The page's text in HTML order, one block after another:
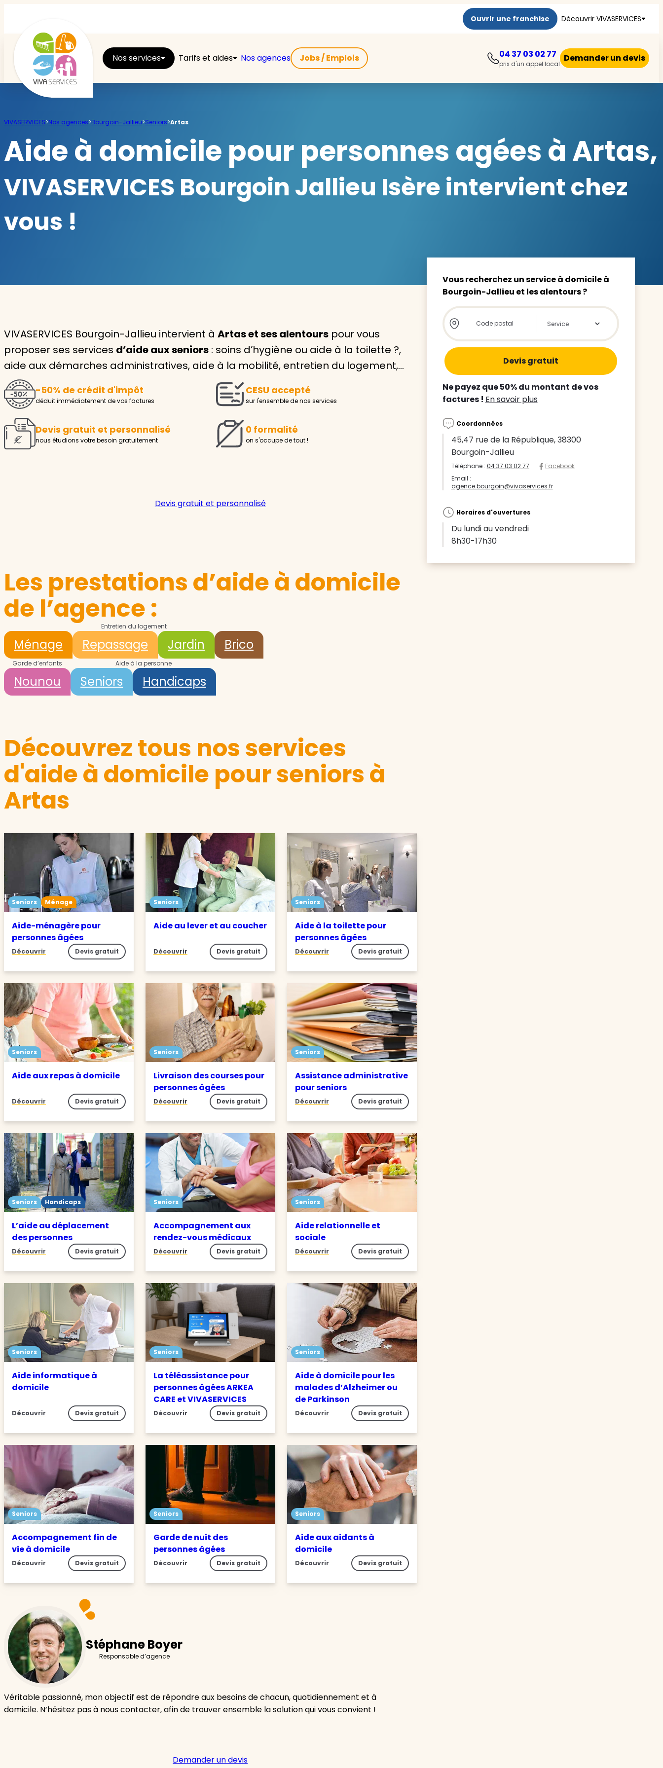
Ouvrir une franchise Découvrir VIVASERVICES
Nos services Tarifs et aides Nos agences Jobs / Emplois 04 37 03 02 77
prix d'un appel local
Demander un devis
Repassage
Jardin
Brico
Aide à la personne
Handicaps
Voir tous les services
Avec VIVASERVICES, trouvez le
service à domicile qui vous
correspond !
Pour l’entretien de votre logement, la garde de votre enfant
ou l’accompagnement d’un parent, nos intervenants à
domicile sont là pour vous épauler.
Demander un devis gratuit
Trouver mon agence
VIVASERVICES>Nos agences>Bourgoin-Jallieu>Seniors>Artas
Aide à domicile pour personnes agées à Artas,
VIVASERVICES Bourgoin Jallieu Isère intervient chez
vous !
VIVASERVICES Bourgoin-Jallieu intervient à Artas et ses alentours pour vous
proposer ses services d’aide aux seniors : soins d’hygiène ou aide à la toilette ?,
aide aux démarches administratives, aide à la mobilité, entretien du logement,…
-50% de crédit d'impôt
déduit immédiatement de vos factures
CESU accepté
sur l'ensemble de nos services
Devis gratuit et personnalisé
nous étudions votre besoin gratuitement
0 formalité
on s'occupe de tout !
Devis gratuit et personnalisé
Les prestations d’aide à domicile
de l’agence :
Entretien du logement
Ménage Repassage Jardin Brico
Garde d’enfants
Nounou
Aide à la personne
Seniors Handicaps
Découvrez tous nos services
d'aide à domicile pour seniors à
Artas
Seniors Ménage
Aide-ménagère pour
personnes âgées
Découvrir Devis gratuit
Seniors
Aide au lever et au coucher
Découvrir Devis gratuit
Seniors
Aide à la toilette pour
personnes âgées
Découvrir Devis gratuit
Seniors
Aide aux repas à domicile
Découvrir Devis gratuit
Seniors
Livraison des courses pour
personnes âgées
Découvrir Devis gratuit
Seniors
Assistance administrative
pour seniors
Découvrir Devis gratuit
Seniors Handicaps
L’aide au déplacement
des personnes
Découvrir Devis gratuit
Seniors
Accompagnement aux
rendez-vous médicaux
Découvrir Devis gratuit
Seniors
Aide relationnelle et
sociale
Découvrir Devis gratuit
Seniors
Aide informatique à
domicile
Découvrir Devis gratuit
Seniors
La téléassistance pour
personnes âgées ARKEA
CARE et VIVASERVICES
Découvrir Devis gratuit
Seniors
Aide à domicile pour les
malades d’Alzheimer ou
de Parkinson
Découvrir Devis gratuit
Seniors
Accompagnement fin de
vie à domicile
Découvrir Devis gratuit
Seniors
Garde de nuit des
personnes âgées
Découvrir Devis gratuit
Seniors
Aide aux aidants à
domicile
Découvrir Devis gratuit
Stéphane Boyer
Responsable d’agence
Véritable passionné, mon objectif est de répondre aux besoins de chacun, quotidiennement et à
domicile. N’hésitez pas à nous contacter, afin de trouver ensemble la solution qui vous convient !
Demander un devis
Vous recherchez un service à domicile à
Bourgoin-Jallieu et les alentours ?
Store locator global - Autocompletion
Rechercher
Ne payez que 50% du montant de vos
factures ! En savoir plus
Coordonnées
45,47 rue de la République, 38300
Bourgoin-Jallieu
Téléphone : 04 37 03 02 77
Facebook
Email :
agence.bourgoin@vivaservices.fr
Horaires d'ouvertures
Du lundi au vendredi
8h30-17h30